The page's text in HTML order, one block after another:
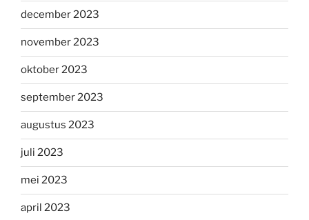
december 2023
november 2023
oktober 2023
september 2023
augustus 2023
juli 2023
mei 2023
april 2023